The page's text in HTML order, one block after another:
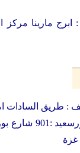
مارينا مركز
طريق السادات امام
رنين فرع شارع
غزة